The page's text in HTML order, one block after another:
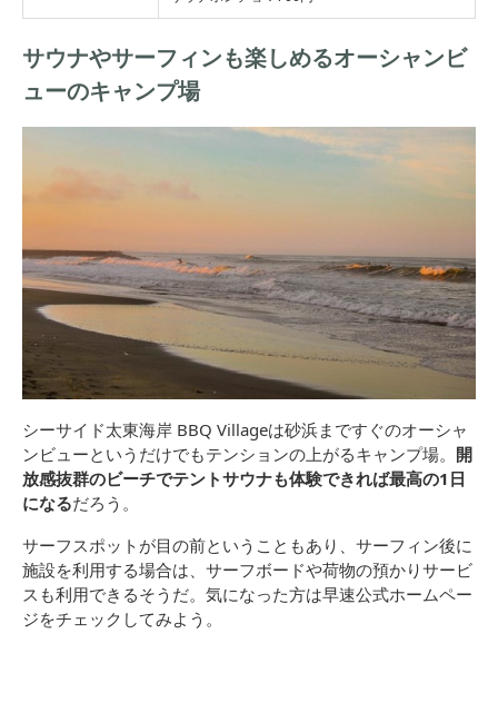
サウナやサーフィンも楽しめるオーシャンビ
ューのキャンプ場
シーサイド太東海岸 BBQ Villageは砂浜まですぐのオーシャ
ンビューというだけでもテンションの上がるキャンプ場。 開
放感抜群のビーチでテントサウナも体験できれば最高の1日
になるだろう。
サーフスポットが目の前ということもあり、サーフィン後に
施設を利用する場合は、サーフボードや荷物の預かりサービ
スも利用できるそうだ。気になった方は早速公式ホームペー
ジをチェックしてみよう。